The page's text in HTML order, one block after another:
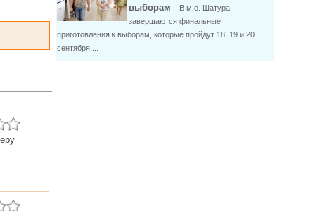
выборам
В м.о. Шатура
завершаются финальные
приготовления к выборам, которые пройдут 18, 19 и 20
сентября....